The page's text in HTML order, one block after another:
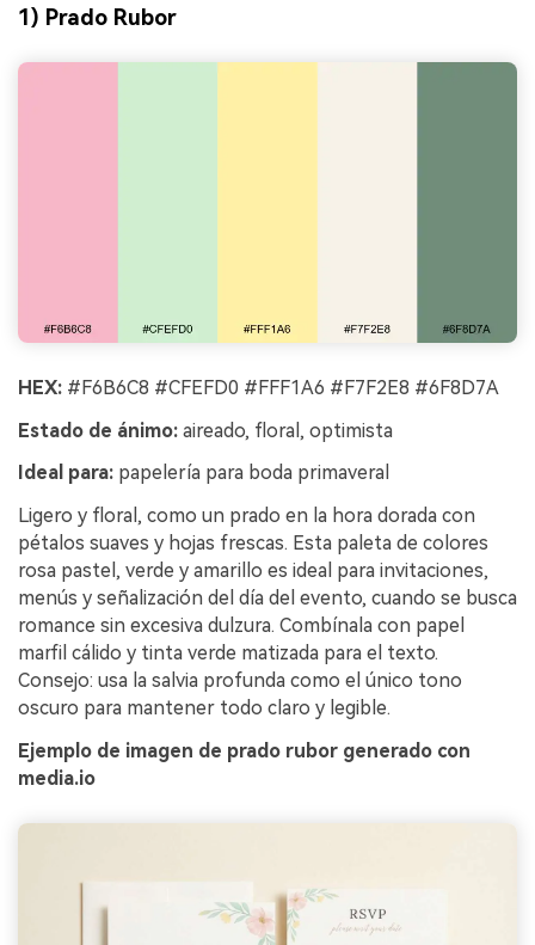
1) Prado Rubor
HEX: #F6B6C8 #CFEFD0 #FFF1A6 #F7F2E8 #6F8D7A
Estado de ánimo: aireado, floral, optimista
Ideal para: papelería para boda primaveral
Ligero y floral, como un prado en la hora dorada con
pétalos suaves y hojas frescas. Esta paleta de colores
rosa pastel, verde y amarillo es ideal para invitaciones,
menús y señalización del día del evento, cuando se busca
romance sin excesiva dulzura. Combínala con papel
marfil cálido y tinta verde matizada para el texto.
Consejo: usa la salvia profunda como el único tono
oscuro para mantener todo claro y legible.
Ejemplo de imagen de prado rubor generado con
media.io